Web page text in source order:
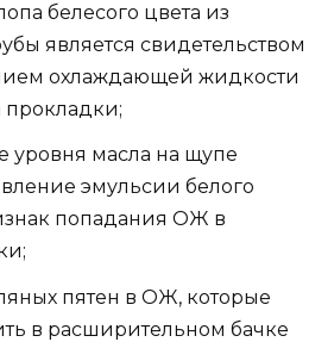
белесого цвета из
является свидетельством
охлаждающей жидкости
прокладки;
уровня масла на щупе
эмульсии белого
попадания ОЖ в
пятен в ОЖ, которые
в расширительном бачке